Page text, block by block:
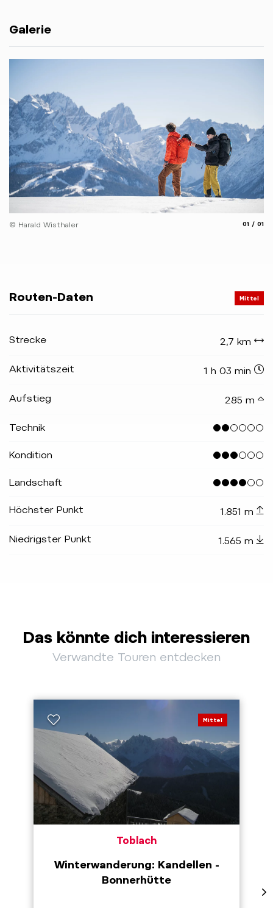
Galerie
© Harald Wisthaler 01 01
Routen-Daten Mittel
Strecke 2,7 km
Aktivitätszeit 1 h 03 min
Aufstieg 285 m
Technik
Kondition
Landschaft
Höchster Punkt 1.851 m
Niedrigster Punkt 1.565 m
Das könnte dich interessieren
Verwandte Touren entdecken
Mittel
Toblach
Winterwanderung: Kandellen -
Bonnerhütte